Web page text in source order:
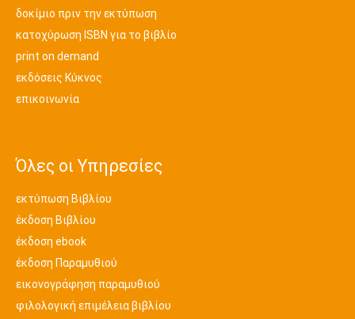
δοκίμιο πριν την εκτύπωση
κατοχύρωση ISBN για το βιβλίο
print on demand
εκδόσεις Κύκνος
επικοινωνία
Όλες οι Υπηρεσίες
εκτύπωση Βιβλίου
έκδοση Βιβλίου
έκδοση ebook
έκδοση Παραμυθιού
εικονογράφηση παραμυθιού
φιλολογική επιμέλεια βιβλίου